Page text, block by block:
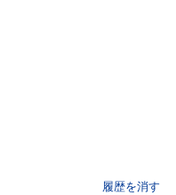
履歴を消す